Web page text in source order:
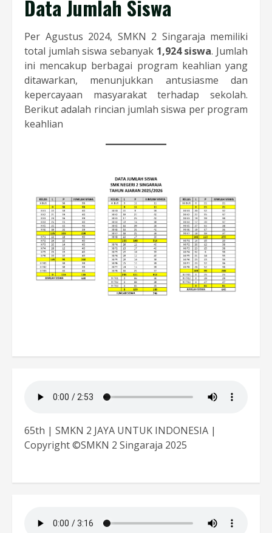
Data Jumlah Siswa
Per Agustus 2024, SMKN 2 Singaraja memiliki
total jumlah siswa sebanyak 1,924 siswa. Jumlah
ini mencakup berbagai program keahlian yang
ditawarkan, menunjukkan antusiasme dan
kepercayaan masyarakat terhadap sekolah.
Berikut adalah rincian jumlah siswa per program
keahlian
65th | SMKN 2 JAYA UNTUK INDONESIA |
Copyright ©SMKN 2 Singaraja 2025